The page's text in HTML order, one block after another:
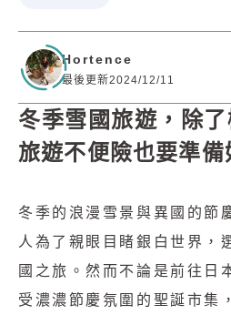
Hortence
最後更新2024/12/11
冬季雪國旅遊，除了
旅遊不便險也要準備
冬季的浪漫雪景與異國的節
人為了親眼目睹銀白世界，
國之旅。然而不論是前往日
受濃濃節慶氛圍的聖誕市集